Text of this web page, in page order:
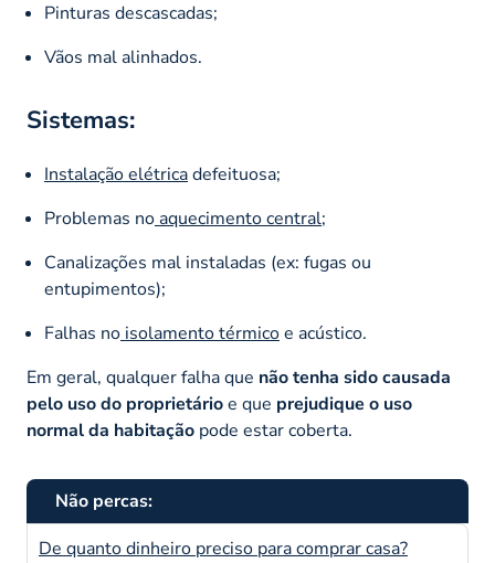
Pinturas descascadas;
Vãos mal alinhados.
Sistemas:
Instalação elétricadefeituosa;
Problemas no aquecimento central;
Canalizações mal instaladas (ex: fugas ou
entupimentos);
Falhas no isolamento térmicoe acústico.
Em geral, qualquer falha que não tenha sido causada
pelo uso do proprietárioe que prejudique o uso
normal da habitação pode estar coberta.
Não percas:
De quanto dinheiro preciso para comprar casa?